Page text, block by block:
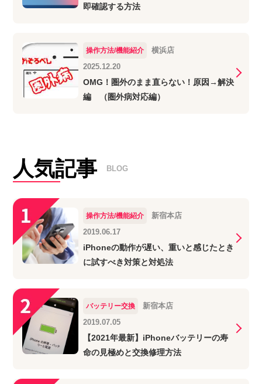
即確認する方法
操作方法/機能紹介
横浜店
2025.12.20
OMG！圏外のまま直らない！原因→解決
編 （圏外病対応編）
人気記事 BLOG
操作方法/機能紹介
新宿本店
2019.06.17
iPhoneの動作が遅い、重いと感じたとき
に試すべき対策と対処法
バッテリー交換
新宿本店
2019.07.05
【2021年最新】iPhoneバッテリーの寿
命の見極めと交換修理方法